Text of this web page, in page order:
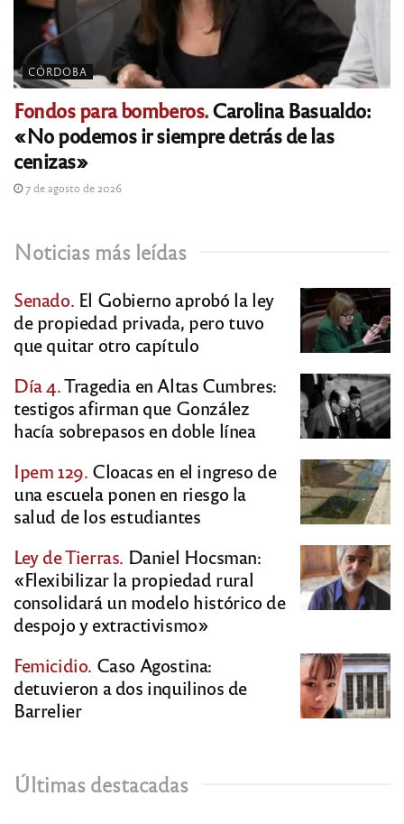
CÓRDOBA
Fondos para bomberos.Carolina Basualdo:
«No podemos ir siempre detrás de las
cenizas»
7 de agosto de 2026
Noticias más leídas
Senado. El Gobierno aprobó la ley
de propiedad privada, pero tuvo
que quitar otro capítulo
Día 4.Tragedia en Altas Cumbres:
testigos afirman que González
hacía sobrepasos en doble línea
Ipem 129. Cloacas en el ingreso de
una escuela ponen en riesgo la
salud de los estudiantes
Ley de Tierras. Daniel Hocsman:
«Flexibilizar la propiedad rural
consolidará un modelo histórico de
despojo y extractivismo»
Femicidio. Caso Agostina:
detuvieron a dos inquilinos de
Barrelier
Últimas destacadas